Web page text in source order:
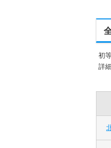
初
詳